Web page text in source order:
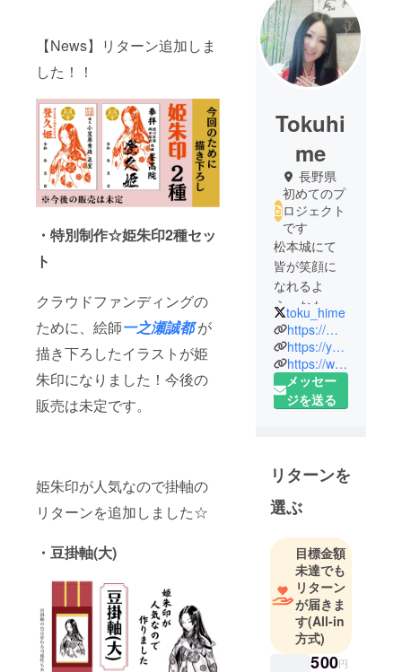
【News】リターン追加しま
した！！
・特別制作☆姫朱印2種セッ
ト
クラウドファンディングの
ために、絵師一之瀬誠都 が
描き下ろしたイラストが姫
朱印になりました！今後の
販売は未定です。
姫朱印が人気なので掛軸の
リターンを追加しました☆
・豆掛軸(大)
Tokuhi
me
長野県
初めてのプ
ロジェクト
です
松本城にて
皆が笑顔に
なれるよ
う、おもて
なし♪ 舞・剣
舞・笛・
歌…テレビ
にも出演
☆「笑和の
ジェクト 信
州ガールズ
☆スケ
演・お仕事
依頼はHPか
ら
http://illustplu
s.genin.jp/to
kuhime/omot
enashi.html
toku_hime
https://mobile.twitter.com/toku_hime
https://youtube.com/channel/UCtA-Vf2WMfjAnApRRWXoI4Q
https://www.youtube.com/channel/UCOcgmRB6BzsgECszoSB2zNg
メッセー
ジを送る
リターンを
選ぶ
目標金額
未達でも
リターン
が届きま
す(All-in
方式)
500円